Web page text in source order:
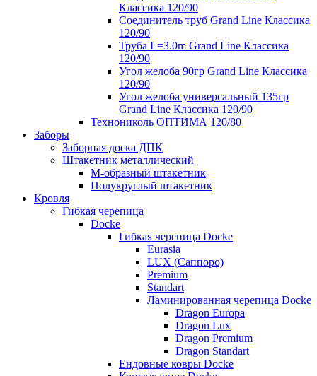
Классика 120/90
Соединитель труб Grand Line Классика
120/90
Труба L=3.0m Grand Line Классика
120/90
Угол желоба 90гр Grand Line Классика
120/90
Угол желоба универсальный 135гр
Grand Line Классика 120/90
Технониколь ОПТИМА 120/80
Заборы
Заборная доска ДПК
Штакетник металлический
М-образный штакетник
Полукруглый штакетник
Кровля
Гибкая черепица
Docke
Гибкая черепица Docke
Eurasia
LUX (Саппоро)
Premium
Standart
Ламинированная черепица Docke
Dragon Europa
Dragon Lux
Dragon Premium
Dragon Standart
Ендовные ковры Docke